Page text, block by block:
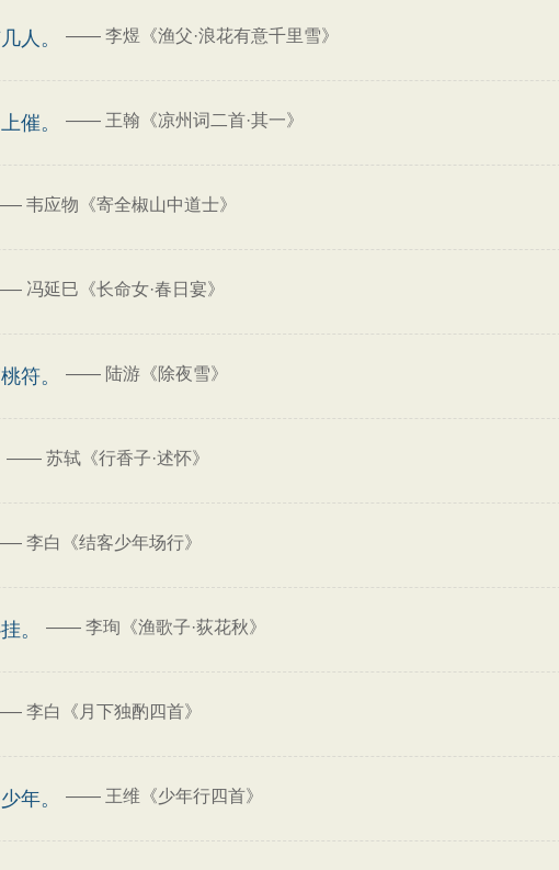
人。 —— 李煜《渔父·浪花有意千里雪》
催。 —— 王翰《凉州词二首·其一》
韦应物《寄全椒山中道士》
冯延巳《长命女·春日宴》
符。 —— 陆游《除夜雪》
—— 苏轼《行香子·述怀》
李白《结客少年场行》
。 —— 李珣《渔歌子·荻花秋》
李白《月下独酌四首》
年。 —— 王维《少年行四首》